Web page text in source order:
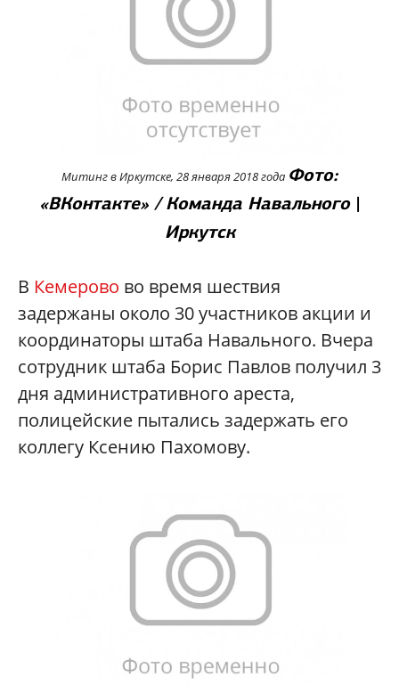
Митинг в Иркутске, 28 января 2018 года Фото:
«ВКонтакте» / Команда Навального |
Иркутск
В Кемерово во время шествия
задержаны около 30 участников акции и
координаторы штаба Навального. Вчера
сотрудник штаба Борис Павлов получил 3
дня административного ареста,
полицейские пытались задержать его
коллегу Ксению Пахомову.